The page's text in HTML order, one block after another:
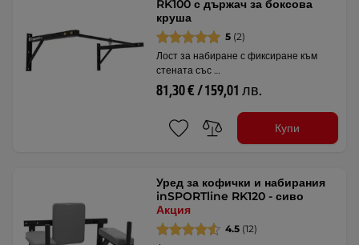
RK100 с държач за боксова
круша
5 (2)
Лост за набиране с фиксиране към
стената със …
81,30 € / 159,01 лв.
Купи
Уред за кофички и набирания
inSPORTline RK120 - сиво
Акция
4.5 (12)